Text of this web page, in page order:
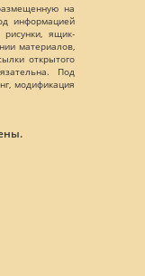
на
информацией
рисунки, ящик-
материалов,
открытого
Под
модификация